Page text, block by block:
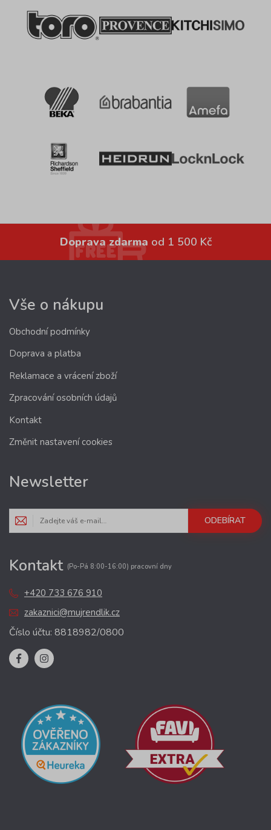
Doprava zdarma od 1 500 Kč
Vše o nákupu
Obchodní podmínky
Doprava a platba
Reklamace a vrácení zboží
Zpracování osobních údajů
Kontakt
Změnit nastavení cookies
Newsletter
ODEBÍRAT
Kontakt (Po-Pá 8:00-16:00) pracovní dny
+420 733 676 910
zakaznici@mujrendlik.cz
Číslo účtu: 8818982/0800